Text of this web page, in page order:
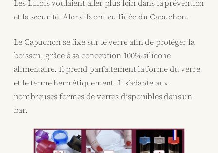
Les Lillois voulaient aller plus loin dans la prévention
et la sécurité. Alors ils ont eu l’idée du Capuchon.
Le Capuchon se fixe sur le verre afin de protéger la
boisson, grâce à sa conception 100% silicone
alimentaire. Il prend parfaitement la forme du verre
et le ferme hermétiquement. Il s’adapte aux
nombreuses formes de verres disponibles dans un
bar.